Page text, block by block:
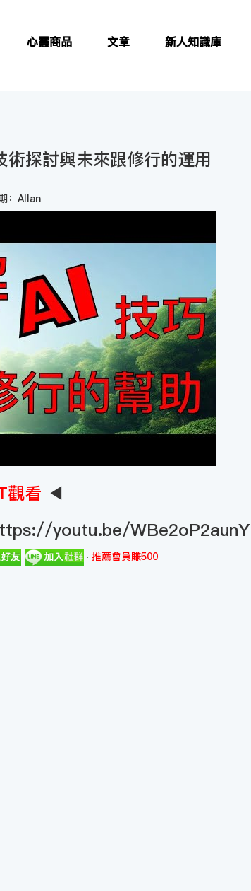
心靈商品 文章 新人知識庫
探討與未來跟修行的運用
：Allan
觀看 ◀
youtu.be/WBe2oP2aunY
推薦會員賺500